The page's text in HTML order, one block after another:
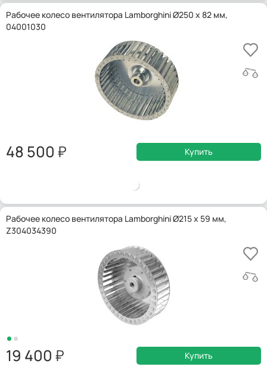
Рабочее колесо вентилятора Lamborghini Ø250 x 82 мм,
04001030
48 500 Купить
Рабочее колесо вентилятора Lamborghini Ø215 x 59 мм,
Z304034390
19 400 Купить